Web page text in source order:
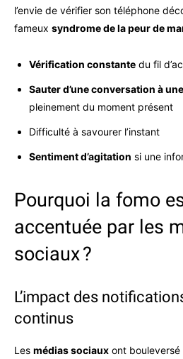
l’envie de vérifier son téléphone
fameux syndrome de la peur de
Vérification constante du fil
Sauter d’une conversation à
pleinement du moment présent
Difficulté à savourer l’instant
Sentiment d’agitation si une
Pourquoi la fomo
accentuée par les
sociaux ?
L’impact des
continus
Les médias sociaux ont